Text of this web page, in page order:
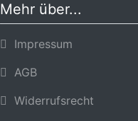
Mehr über...
Impressum
AGB
Widerrufsrecht